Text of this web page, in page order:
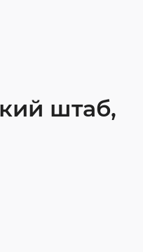
штаб,